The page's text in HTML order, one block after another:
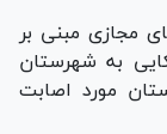
مجازی مبنی بر
به شهرستان
مورد اصابت